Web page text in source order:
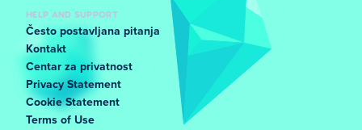
HELP AND SUPPORT
Često postavljana pitanja
Kontakt
Centar za privatnost
Privacy Statement
Cookie Statement
Terms of Use